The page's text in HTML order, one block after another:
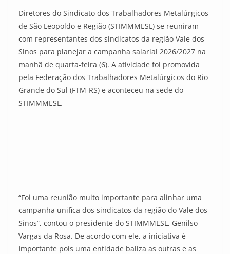
Diretores do Sindicato dos Trabalhadores Metalúrgicos
de São Leopoldo e Região (STIMMMESL) se reuniram
com representantes dos sindicatos da região Vale dos
Sinos para planejar a campanha salarial 2026/2027 na
manhã de quarta-feira (6). A atividade foi promovida
pela Federação dos Trabalhadores Metalúrgicos do Rio
Grande do Sul (FTM-RS) e aconteceu na sede do
STIMMMESL.
“Foi uma reunião muito importante para alinhar uma
campanha unifica dos sindicatos da região do Vale dos
Sinos”, contou o presidente do STIMMMESL, Genilso
Vargas da Rosa. De acordo com ele, a iniciativa é
importante pois uma entidade baliza as outras e as